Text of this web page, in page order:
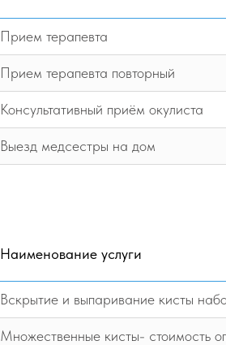
Прием терапевта
Прием терапевта повторный
Консультативный приём окулиста
Выезд медсестры на дом
Наименование услуги
Вскрытие и выпаривание кисты
Множественные кисты- стоимость